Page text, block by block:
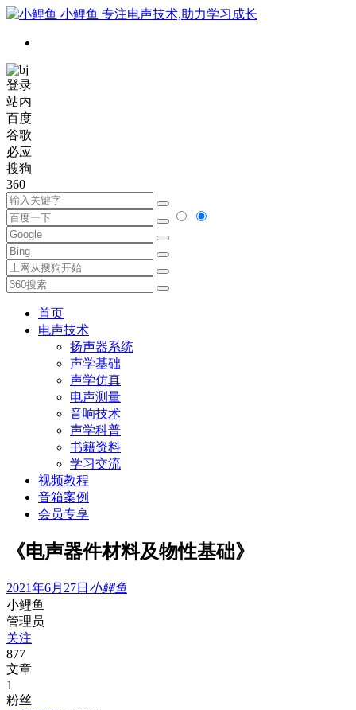
小鲤鱼 专注电声技术,助力学习成长
登录
站内
百度
谷歌
必应
搜狗
360
首页
电声技术
扬声器系统
声学基础
声学仿真
电声测量
音响技术
声学科普
书籍资料
学习交流
视频教程
音箱案例
会员专享
《电声器件材料及物性基础》
2021年6月27日 小鲤鱼
小鲤鱼
管理员
关注
877
文章
1
粉丝